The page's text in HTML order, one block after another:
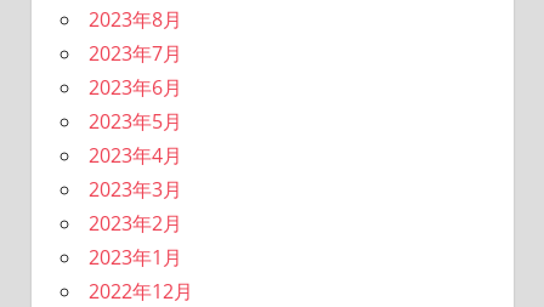
2023年8月
2023年7月
2023年6月
2023年5月
2023年4月
2023年3月
2023年2月
2023年1月
2022年12月